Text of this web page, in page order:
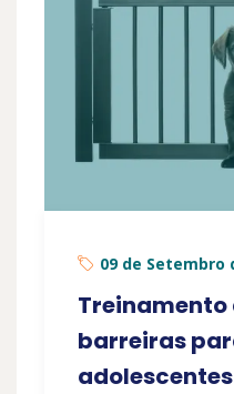
09 de Setembro
Treinamento
barreiras
adolescentes